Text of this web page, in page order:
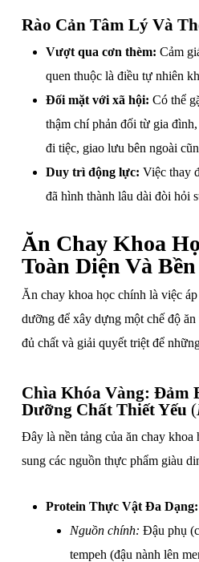
Rào Cản Tâm Lý Và
Vượt qua cơn thèm: Cảm
quen thuộc là điều tự nhiên
Đối mặt với xã hội: Có thể
thậm chí phản đối từ gia
đi tiệc, giao lưu bên ngoài
Duy trì động lực: Việc thay
đã hình thành lâu dài đòi hỏi
Ăn Chay Khoa
Toàn Diện Và
Ăn chay khoa học chính là việc
dưỡng để xây dựng một chế độ
đủ chất và giải quyết triệt để
Chìa Khóa Vàng: Đảm
Dưỡng Chất Thiết Yếu (
Đây là nền tảng của ăn chay khoa
sung các nguồn thực phẩm giàu
Protein Thực Vật Đa Dạng:
Nguồn chính: Đậu phụ
tempeh (đậu nành lên